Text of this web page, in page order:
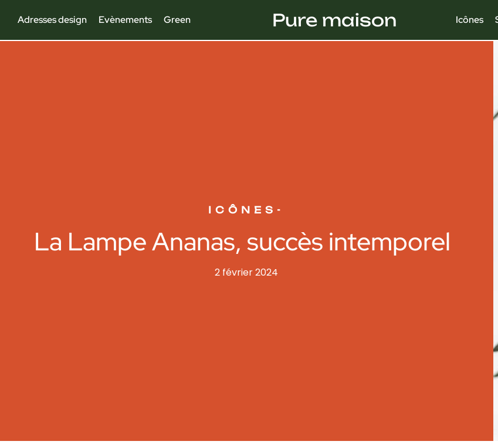
Adresses design Evènements Green Pure maison Icônes
ICÔNES -
La Lampe Ananas, succès intemporel
2 février 2024